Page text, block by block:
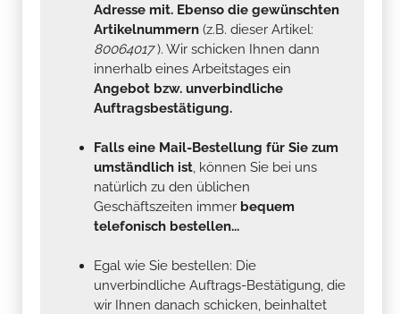
Adresse mit. Ebenso die gewünschten
Artikelnummern (z.B. dieser Artikel:
80064017). Wir schicken Ihnen dann
innerhalb eines Arbeitstages ein
Angebot bzw. unverbindliche
Auftragsbestätigung.
Falls eine Mail-Bestellung für Sie zum
umständlich ist, können Sie bei uns
natürlich zu den üblichen
Geschäftszeiten immer bequem
telefonisch bestellen...
Egal wie Sie bestellen: Die
unverbindliche Auftrags-Bestätigung, die
wir Ihnen danach schicken, beinhaltet